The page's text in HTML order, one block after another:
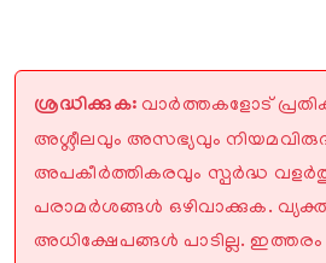
ശ്രദ്ധിക്കുക: വാർത്തകളോട്
അശ്ലീലവും അസഭ്യവും
അപകീർത്തികരവും സ്പർദ്ധ
പരാമർശങ്ങൾ ഒഴിവാക്കുക.
അധിക്ഷേപങ്ങൾ പാടില്ല.